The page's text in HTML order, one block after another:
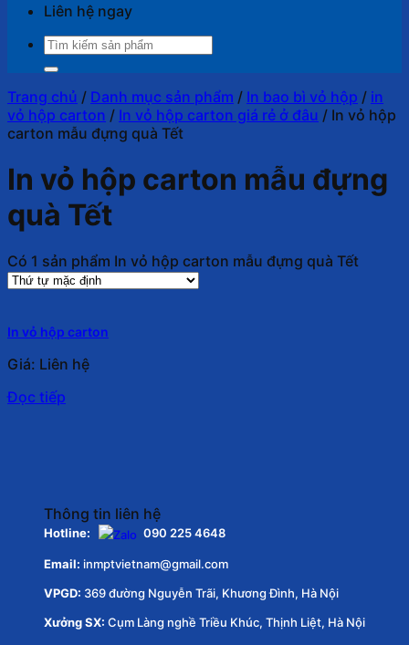
Liên hệ ngay
Tìm
kiếm:
Trang chủ / Danh mục sản phẩm / In bao bì vỏ hộp / in
vỏ hộp carton / In vỏ hộp carton giá rẻ ở đâu / In vỏ hộp
carton mẫu đựng quà Tết
In vỏ hộp carton mẫu đựng
quà Tết
Có 1 sản phẩm In vỏ hộp carton mẫu đựng quà Tết
In vỏ hộp carton
Giá: Liên hệ
Đọc tiếp
Thông tin liên hệ
Hotline: 090 225 4648
Email: inmptvietnam@gmail.com
VPGD: 369 đường Nguyễn Trãi, Khương Đình, Hà Nội
Xưởng SX: Cụm Làng nghề Triều Khúc, Thịnh Liệt, Hà Nội